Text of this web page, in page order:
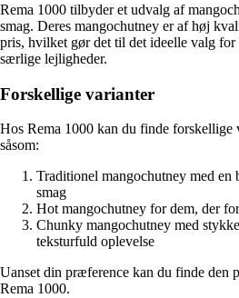
Rema 1000 tilbyder et udvalg af
smag. Deres mangochutney er af høj
pris, hvilket gør det til det ideelle valg for
særlige lejligheder.
Forskellige varianter
Hos Rema 1000 kan du finde forskellige
såsom:
Traditionel mangochutney med en
smag
Hot mangochutney for dem, der
Chunky mangochutney med
teksturfuld oplevelse
Uanset din præference kan du finde den
Rema 1000.